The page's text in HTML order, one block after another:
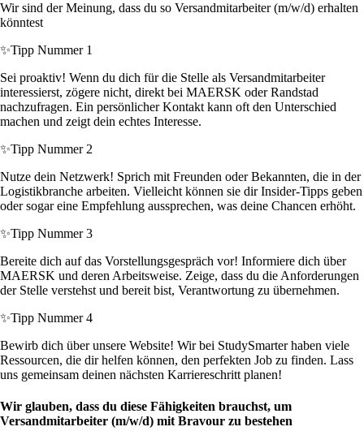
Wir sind der Meinung, dass du so Versandmitarbeiter (m/w/d) erhalten
könntest
✨Tipp Nummer 1
Sei proaktiv! Wenn du dich für die Stelle als Versandmitarbeiter
interessierst, zögere nicht, direkt bei MAERSK oder Randstad
nachzufragen. Ein persönlicher Kontakt kann oft den Unterschied
machen und zeigt dein echtes Interesse.
✨Tipp Nummer 2
Nutze dein Netzwerk! Sprich mit Freunden oder Bekannten, die in der
Logistikbranche arbeiten. Vielleicht können sie dir Insider-Tipps geben
oder sogar eine Empfehlung aussprechen, was deine Chancen erhöht.
✨Tipp Nummer 3
Bereite dich auf das Vorstellungsgespräch vor! Informiere dich über
MAERSK und deren Arbeitsweise. Zeige, dass du die Anforderungen
der Stelle verstehst und bereit bist, Verantwortung zu übernehmen.
✨Tipp Nummer 4
Bewirb dich über unsere Website! Wir bei StudySmarter haben viele
Ressourcen, die dir helfen können, den perfekten Job zu finden. Lass
uns gemeinsam deinen nächsten Karriereschritt planen!
Wir glauben, dass du diese Fähigkeiten brauchst, um
Versandmitarbeiter (m/w/d) mit Bravour zu bestehen